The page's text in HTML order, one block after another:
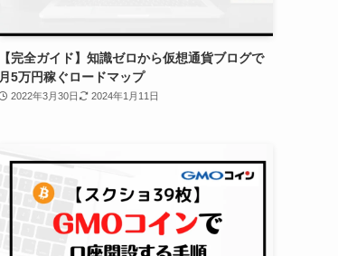
【完全ガイド】知識ゼロから仮想通貨ブログで
月5万円稼ぐロードマップ
2022年3月30日 2024年1月11日